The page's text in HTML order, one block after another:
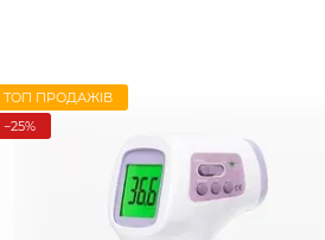
ТОП ПРОДАЖІВ
−25%